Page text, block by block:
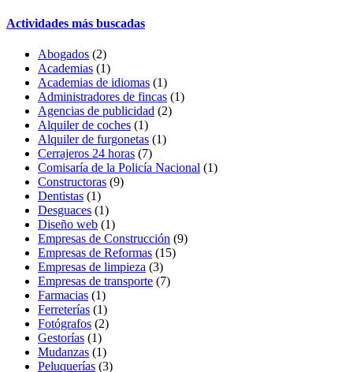
Actividades más buscadas
Abogados (2)
Academias (1)
Academias de idiomas (1)
Administradores de fincas (1)
Agencias de publicidad (2)
Alquiler de coches (1)
Alquiler de furgonetas (1)
Cerrajeros 24 horas (7)
Comisaría de la Policía Nacional (1)
Constructoras (9)
Dentistas (1)
Desguaces (1)
Diseño web (1)
Empresas de Construcción (9)
Empresas de Reformas (15)
Empresas de limpieza (3)
Empresas de transporte (7)
Farmacias (1)
Ferreterías (1)
Fotógrafos (2)
Gestorías (1)
Mudanzas (1)
Peluquerías (3)